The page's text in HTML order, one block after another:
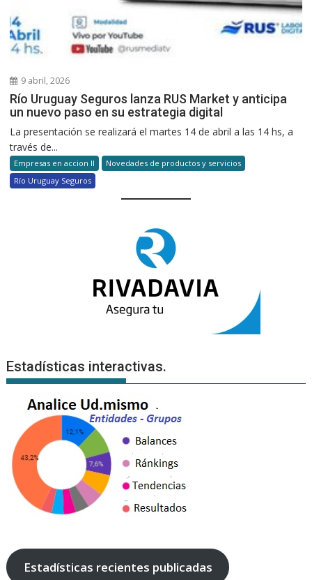
9 abril, 2026
Río Uruguay Seguros lanza RUS Market y anticipa
un nuevo paso en su estrategia digital
La presentación se realizará el martes 14 de abril a las 14 hs, a
través de...
Empresas en accion II
Novedades de productos y servicios
Río Uruguay Seguros
Estadísticas interactivas.
Estadísticas recientes publicadas